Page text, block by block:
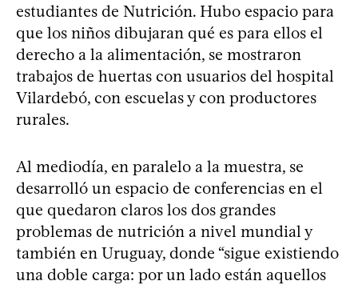
estudiantes de Nutrición. Hubo espacio para
que los niños dibujaran qué es para ellos el
derecho a la alimentación, se mostraron
trabajos de huertas con usuarios del hospital
Vilardebó, con escuelas y con productores
rurales.
Al mediodía, en paralelo a la muestra, se
desarrolló un espacio de conferencias en el
que quedaron claros los dos grandes
problemas de nutrición a nivel mundial y
también en Uruguay, donde “sigue existiendo
una doble carga: por un lado están aquellos